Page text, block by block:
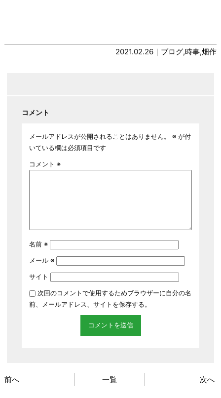
2021.02.26｜ ブログ,時事,畑作
コメント
メールアドレスが公開されることはありません。 ※が付
いている欄は必須項目です
コメント ※
名前 ※
メール ※
サイト
次回のコメントで使用するためブラウザーに自分の名
前、メールアドレス、サイトを保存する。
前へ 一覧 次へ